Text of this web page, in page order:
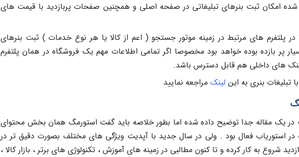
شده امکان ثبت بنرهای تبلیغاتی در صفحه اصلی و همچنین صفحات پربازدید با قیمت های
در پلتفرم های مرتبط در زمینه موتور جستجو ( اعم از کالا یا هر نوع خدمات ) ثبت بنرهای
پر بازده بوده خواهد بود مخصوصا اگر تمامی اطلاعات مهم یک فروشگاه در همان پلتفرم
های داخلی هم قابل دسترس باشد.
بنری به این لینک مراجعه نمایید
در یک مقاله جدا توضیح داده شده اما بطور خلاصه باید گفت استورمگ همان بخش محتوای
در استوریاب فعال بود . ولی در سال جدید با آپدیت ویژگی های مختلف بصورت دقیق تر در
شروع به کار کرده و تا کنون مطالبی در زمینه های آموزش ، تکنولوژی های برتر ، بازار کالا ،